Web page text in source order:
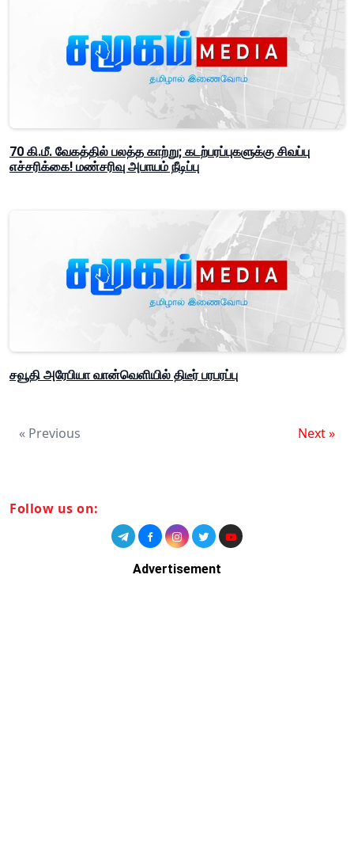
70 கி.மீ. வேகத்தில் பலத்த காற்று; கடற்பரப்புகளுக்கு சிவப்பு
எச்சரிக்கை! மண்சரிவு அபாயம் நீடிப்பு
சவூதி அரேபியா வான்வெளியில் திடீர் பரபரப்பு
« Previous Next »
Follow us on:
Advertisement